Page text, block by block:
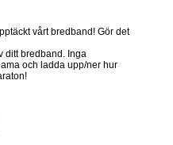
vårt bredband! Gör det
ditt bredband. Inga
och ladda upp/ner hur